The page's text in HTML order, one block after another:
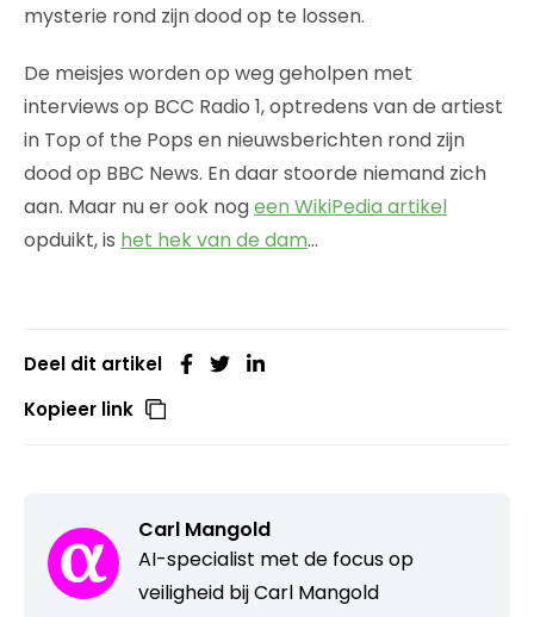
mysterie rond zijn dood op te lossen.
De meisjes worden op weg geholpen met
interviews op BCC Radio 1, optredens van de artiest
in Top of the Pops en nieuwsberichten rond zijn
dood op BBC News. En daar stoorde niemand zich
aan. Maar nu er ook nogeen WikiPedia artikel
opduikt, is het hek van de dam…
Deel dit artikel
Kopieer link
Carl Mangold
AI-specialist met de focus op
veiligheid bij Carl Mangold